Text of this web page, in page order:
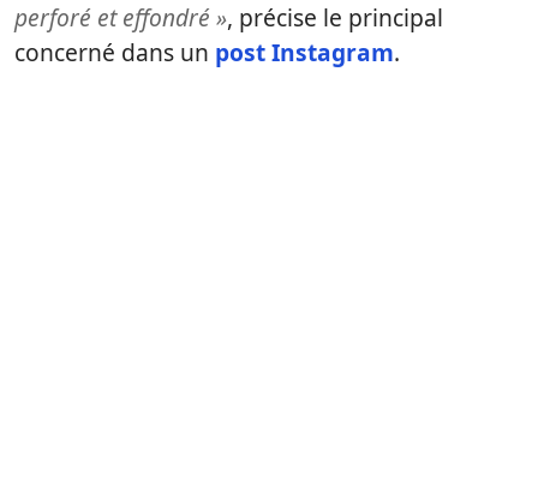
perforé et effondré », précise le principal
concerné dans un post Instagram.